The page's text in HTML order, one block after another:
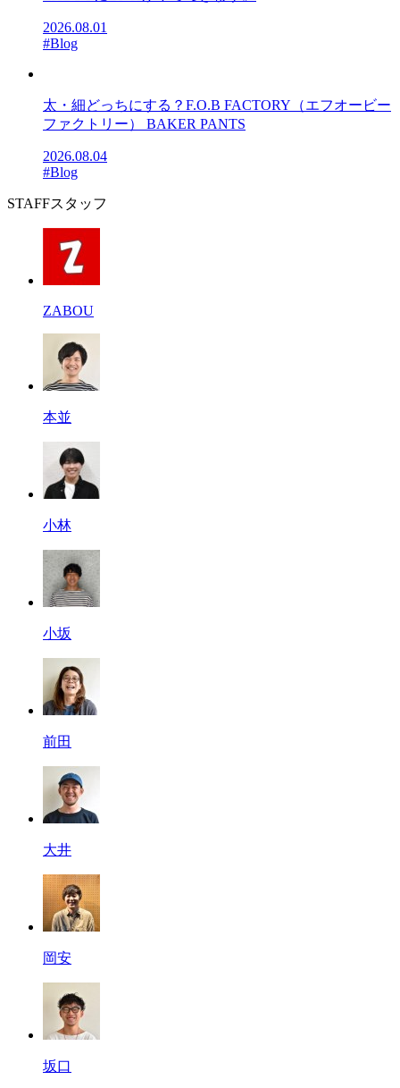
2026.08.01
#Blog
太・細どっちにする？F.O.B FACTORY（エフオービー
ファクトリー） BAKER PANTS
2026.08.04
#Blog
STAFFスタッフ
ZABOU
本並
小林
小坂
前田
大井
岡安
坂口